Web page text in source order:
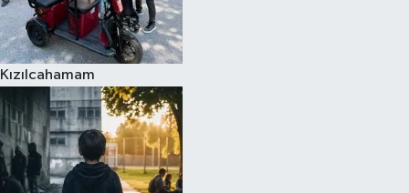
Kızılcahamam